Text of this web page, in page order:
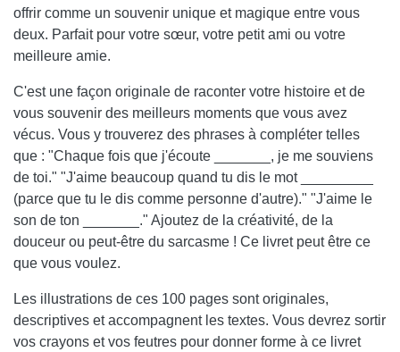
offrir comme un souvenir unique et magique entre vous
deux. Parfait pour votre sœur, votre petit ami ou votre
meilleure amie.
C'est une façon originale de raconter votre histoire et de
vous souvenir des meilleurs moments que vous avez
vécus. Vous y trouverez des phrases à compléter telles
que : "Chaque fois que j'écoute _______, je me souviens
de toi." "J'aime beaucoup quand tu dis le mot _________
(parce que tu le dis comme personne d'autre)." "J'aime le
son de ton _______." Ajoutez de la créativité, de la
douceur ou peut-être du sarcasme ! Ce livret peut être ce
que vous voulez.
Les illustrations de ces 100 pages sont originales,
descriptives et accompagnent les textes. Vous devrez sortir
vos crayons et vos feutres pour donner forme à ce livret